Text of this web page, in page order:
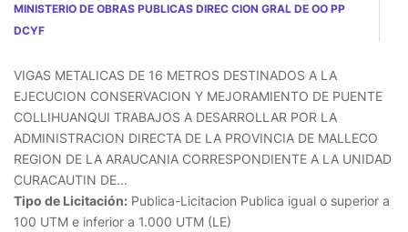
MINISTERIO DE OBRAS PUBLICAS DIREC CION GRAL DE OO PP
DCYF
VIGAS METALICAS DE 16 METROS DESTINADOS A LA
EJECUCION CONSERVACION Y MEJORAMIENTO DE PUENTE
COLLIHUANQUI TRABAJOS A DESARROLLAR POR LA
ADMINISTRACION DIRECTA DE LA PROVINCIA DE MALLECO
REGION DE LA ARAUCANIA CORRESPONDIENTE A LA UNIDAD
CURACAUTIN DE...
Tipo de Licitación: Publica-Licitacion Publica igual o superior a
100 UTM e inferior a 1.000 UTM (LE)